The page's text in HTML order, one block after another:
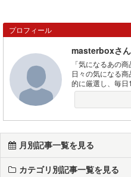
プロフィール
masterboxさん
「気になるあの
日々の気になる
的に厳選し、毎
月別記事一覧を見る
カテゴリ別記事一覧を見る